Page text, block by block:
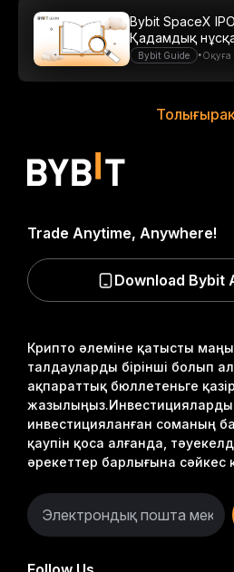
Bybit Guide •Оқуға
Bybit SpaceX
Қадамдық
Крипто әлеміне қатысты
талдауларды бірінші болып
ақпараттық бюллетеньге қазір
жазылыңыз.
инвестицияланған соманың
қаупін қоса алғанда,
әрекеттер барлығына сәйкес
Trade Anytime, Anywhere!
Download Bybit